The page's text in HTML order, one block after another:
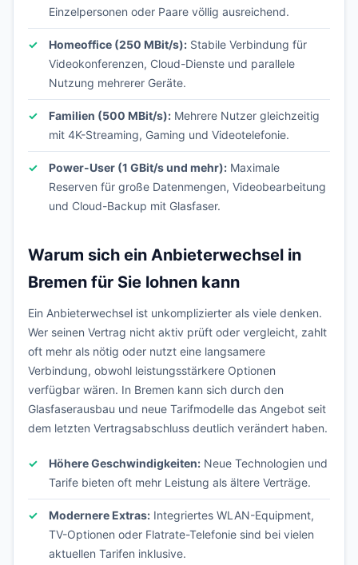
Einzelpersonen oder Paare völlig ausreichend.
Homeoffice (250 MBit/s): Stabile Verbindung für
Videokonferenzen, Cloud-Dienste und parallele
Nutzung mehrerer Geräte.
Familien (500 MBit/s): Mehrere Nutzer gleichzeitig
mit 4K-Streaming, Gaming und Videotelefonie.
Power-User (1 GBit/s und mehr): Maximale
Reserven für große Datenmengen, Videobearbeitung
und Cloud-Backup mit Glasfaser.
Warum sich ein Anbieterwechsel in
Bremen für Sie lohnen kann
Ein Anbieterwechsel ist unkomplizierter als viele denken.
Wer seinen Vertrag nicht aktiv prüft oder vergleicht, zahlt
oft mehr als nötig oder nutzt eine langsamere
Verbindung, obwohl leistungsstärkere Optionen
verfügbar wären. In Bremen kann sich durch den
Glasfaserausbau und neue Tarifmodelle das Angebot seit
dem letzten Vertragsabschluss deutlich verändert haben.
Höhere Geschwindigkeiten: Neue Technologien und
Tarife bieten oft mehr Leistung als ältere Verträge.
Modernere Extras: Integriertes WLAN-Equipment,
TV-Optionen oder Flatrate-Telefonie sind bei vielen
aktuellen Tarifen inklusive.